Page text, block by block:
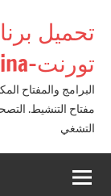
تحميل
تورنت-alkaraklina
مفتاح التنشيط.
التشغي